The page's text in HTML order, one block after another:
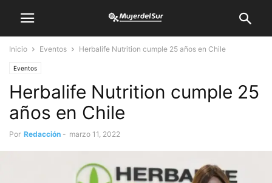
Inicio Eventos Herbalife Nutrition cumple 25 años en Chile
Eventos
Herbalife Nutrition cumple 25
años en Chile
Por Redacción - marzo 11, 2022